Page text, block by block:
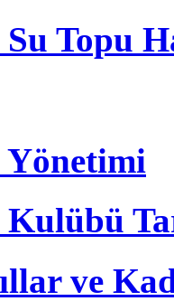
Topu
Yönetimi
ve